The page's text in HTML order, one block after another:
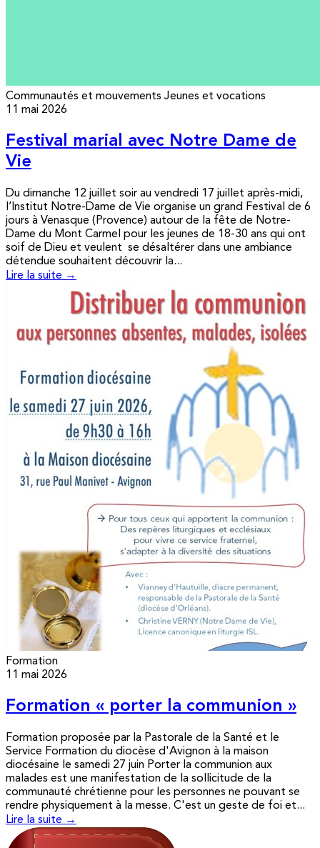
Communautés et mouvements Jeunes et vocations
11 mai 2026
Festival marial avec Notre Dame de
Vie
Du dimanche 12 juillet soir au vendredi 17 juillet après-midi,
l’Institut Notre-Dame de Vie organise un grand Festival de 6
jours à Venasque (Provence) autour de la fête de Notre-
Dame du Mont Carmel pour les jeunes de 18-30 ans qui ont
soif de Dieu et veulent se désaltérer dans une ambiance
détendue souhaitent découvrir la...
Lire la suite →
Formation
11 mai 2026
Formation « porter la communion »
Formation proposée par la Pastorale de la Santé et le
Service Formation du diocèse d'Avignon à la maison
diocésaine le samedi 27 juin Porter la communion aux
malades est une manifestation de la sollicitude de la
communauté chrétienne pour les personnes ne pouvant se
rendre physiquement à la messe. C'est un geste de foi et...
Lire la suite →